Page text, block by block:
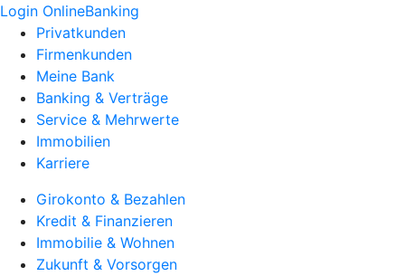
Login OnlineBanking
Privatkunden
Firmenkunden
Meine Bank
Banking & Verträge
Service & Mehrwerte
Immobilien
Karriere
Girokonto & Bezahlen
Kredit & Finanzieren
Immobilie & Wohnen
Zukunft & Vorsorgen